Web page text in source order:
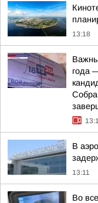
13:18
года
В
13:11
Во